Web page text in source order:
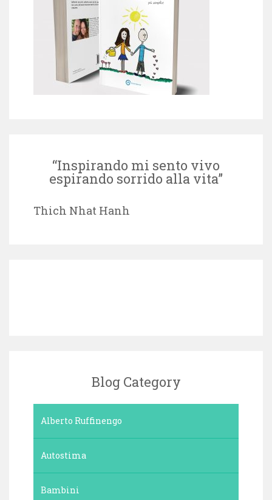
“Inspirando mi sento vivo
espirando sorrido alla vita”
Thich Nhat Hanh
Blog Category
Alberto Ruffinengo
Autostima
Bambini